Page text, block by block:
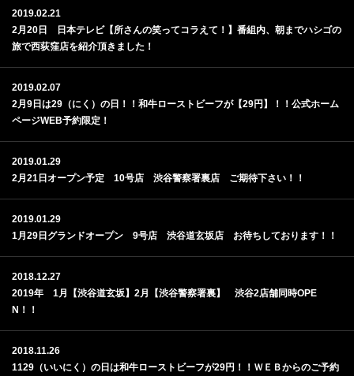
2019.02.21
2月20日 日本テレビ【所さんの笑ってコラえて！】番組内、朝までハシゴの
旅で西荻窪店を紹介頂きました！
2019.02.07
2月9日は29（にく）の日！！和牛ローストビーフが【29円】！！公式ホーム
ページWEB予約限定！
2019.01.29
2月21日オープン予定 10号店 渋谷警察署裏店 ご期待下さい！！
2019.01.29
1月29日グランドオープン 9号店 渋谷道玄坂店 お待ちしております！！
2018.12.27
2019年 1月【渋谷道玄坂】2月【渋谷警察署裏】 渋谷2店舗同時OPE
N！！
2018.11.26
1129（いいにく）の日は和牛ローストビーフが29円！！ＷＥＢからのご予約